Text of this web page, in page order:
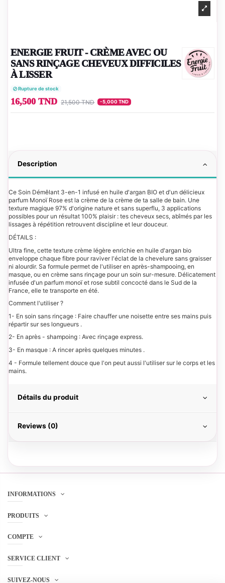
ENERGIE FRUIT - CRÈME AVEC OU
SANS RINÇAGE CHEVEUX DIFFICILES
À LISSER
Rupture de stock
16,500 TND 21,500 TND -5,000 TND
Description
Ce Soin Démêlant 3-en-1 infusé en huile d'argan BIO et d'un délicieux
parfum Monoï Rose est la crème de la crème de ta salle de bain. Une
texture magique 97% d'origine nature et sans superflu, 3 applications
possibles pour un résultat 100% plaisir : tes cheveux secs, abîmés par les
lissages à répétition retrouvent discipline et leur douceur.
DÉTAILS :
Ultra fine, cette texture crème légère enrichie en huile d'argan bio
enveloppe chaque fibre pour raviver l'éclat de la chevelure sans graisser
ni alourdir. Sa formule permet de l'utiliser en après-shampooing, en
masque, ou en crème sans rinçage pour un soin sur-mesure. Délicatement
infusée d'un parfum monoï et rose subtil concocté dans le Sud de la
France, elle te transporte en été.
Comment l'utiliser ?
1- En soin sans rinçage : Faire chauffer une noisette entre ses mains puis
répartir sur ses longueurs .
2- En après - shampoing : Avec rinçage express.
3- En masque : A rincer après quelques minutes .
4 - Formule tellement douce que l'on peut aussi l'utiliser sur le corps et les
mains.
Détails du produit
Reviews (0)
INFORMATIONS
PRODUITS
COMPTE
SERVICE CLIENT
SUIVEZ-NOUS